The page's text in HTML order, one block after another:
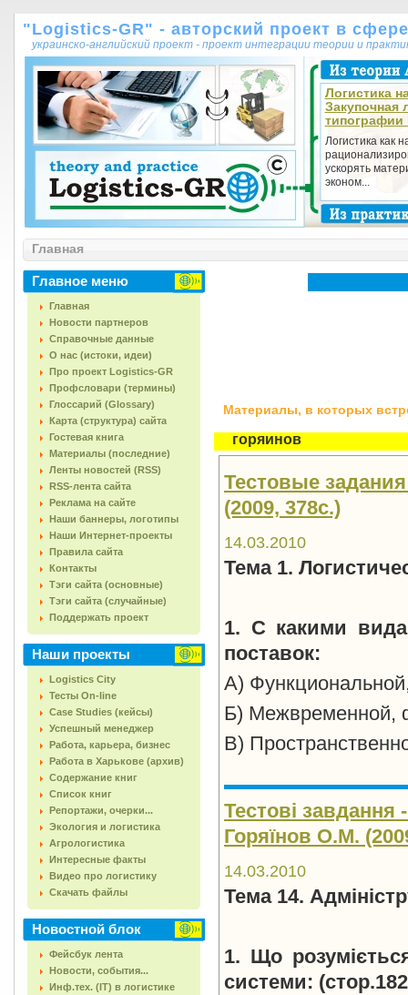
"Logistics-GR" - авторский проект в
украинско-английский проект - проект интеграции теории и
Логистика
Закупочная
Логистика как
ускорять
эконом...
Главная
Главное меню
Главная
Новости партнеров
Справочные данные
О нас (истоки, идеи)
Про проект Logistics-GR
Профсловари (термины)
Глоссарий (Glossary)
Карта (структура) сайта
Гостевая книга
Материалы (последние)
Ленты новостей (RSS)
RSS-лента сайта
Реклама на сайте
Наши баннеры, логотипы
Наши Интернет-проекты
Правила сайта
Контакты
Тэги сайта (основные)
Тэги сайта (случайные)
Поддержать проект
Наши проекты
Logistics City
Тесты On-line
Case Studies (кейсы)
Успешный менеджер
Работа, карьера, бизнес
Работа в Харькове (архив)
Содержание книг
Список книг
Репортажи, очерки...
Экология и логистика
Агрологистика
Интересные факты
Видео про логистику
Скачать файлы
Новостной блок
Фейсбук лента
Новости, события...
Инф.тех. (IT) в логистике
Материалы, в которых
горяинов
Тестовые
(2009, 378с.)
14.03.2010
Тема 1.
1. С какими
поставок:
А)
Б) Межвременной,
В)
Тестові завдання
Горяїнов О.М.
14.03.2010
Тема 14.
1. Що
системи: